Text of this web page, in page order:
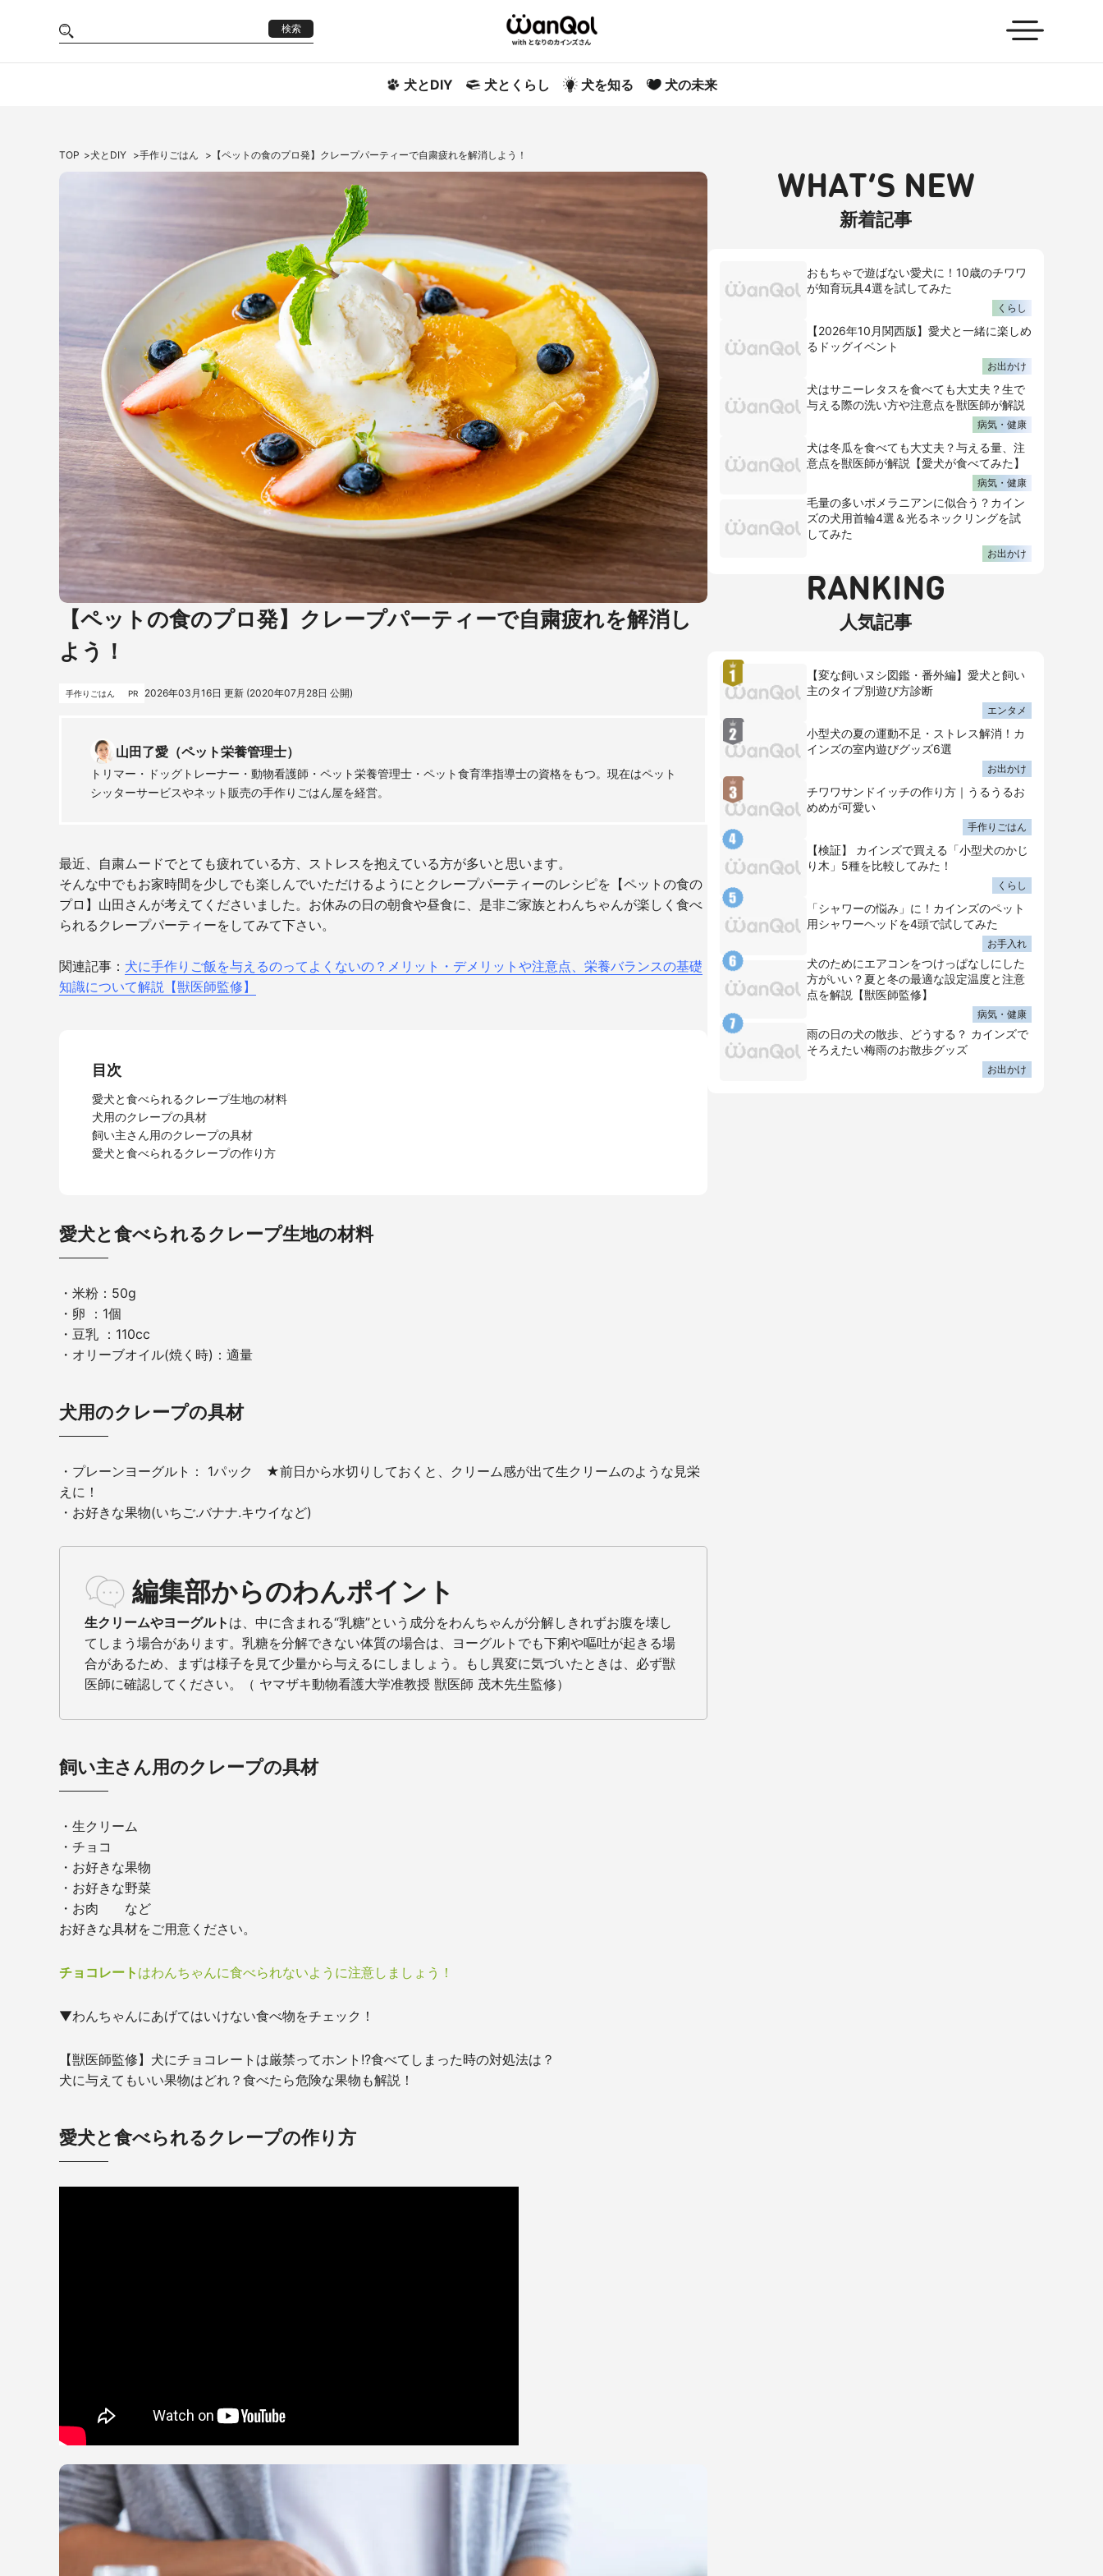
検索
犬とDIY 犬とくらし 犬を知る 犬の未来
TOP 犬とDIY 手作りごはん 【ペットの食のプロ発】クレープパーティーで自粛疲れを解消しよう！
【ペットの食のプロ発】クレープパーティーで自粛疲れを解消し
よう！
手作りごはん PR 2026年03月16日 更新 (2020年07月28日 公開)
山田了愛（ペット栄養管理士）
トリマー・ドッグトレーナー・動物看護師・ペット栄養管理士・ペット食育準指導士の資格をもつ。現在はペット
シッターサービスやネット販売の手作りごはん屋を経営。
最近、自粛ムードでとても疲れている方、ストレスを抱えている方が多いと思います。
そんな中でもお家時間を少しでも楽しんでいただけるようにとクレープパーティーのレシピを【ペットの食の
プロ】山田さんが考えてくださいました。お休みの日の朝食や昼食に、是非ご家族とわんちゃんが楽しく食べ
られるクレープパーティーをしてみて下さい。
関連記事： 犬に手作りご飯を与えるのってよくないの？メリット・デメリットや注意点、栄養バランスの基礎
知識について解説【獣医師監修】
目次
愛犬と食べられるクレープ生地の材料
犬用のクレープの具材
飼い主さん用のクレープの具材
愛犬と食べられるクレープの作り方
愛犬と食べられるクレープ生地の材料
・米粉：50g
・卵 ：1個
・豆乳 ：110cc
・オリーブオイル(焼く時)：適量
犬用のクレープの具材
・プレーンヨーグルト： 1パック ★前日から水切りしておくと、クリーム感が出て生クリームのような見栄
えに！
・お好きな果物(いちご.バナナ.キウイなど)
編集部からのわんポイント
生クリームやヨーグルト は、中に含まれる“乳糖”という成分をわんちゃんが分解しきれずお腹を壊し
てしまう場合があります。乳糖を分解できない体質の場合は、ヨーグルトでも下痢や嘔吐が起きる場
合があるため、まずは様子を見て少量から与えるにしましょう。もし異変に気づいたときは、必ず獣
医師に確認してください。（ ヤマザキ動物看護大学准教授 獣医師 茂木先生監修）
飼い主さん用のクレープの具材
・生クリーム
・チョコ
・お好きな果物
・お好きな野菜
・お肉 など
お好きな具材をご用意ください。
チョコレート はわんちゃんに食べられないように注意しましょう！
▼わんちゃんにあげてはいけない食べ物をチェック！
【獣医師監修】犬にチョコレートは厳禁ってホント!?食べてしまった時の対処法は？
犬に与えてもいい果物はどれ？食べたら危険な果物も解説！
愛犬と食べられるクレープの作り方
WHAT’S NEW
新着記事
おもちゃで遊ばない愛犬に！10歳のチワワ
が知育玩具4選を試してみた
くらし
【2026年10月関西版】愛犬と一緒に楽しめ
るドッグイベント
お出かけ
犬はサニーレタスを食べても大丈夫？生で
与える際の洗い方や注意点を獣医師が解説
病気・健康
犬は冬瓜を食べても大丈夫？与える量、注
意点を獣医師が解説【愛犬が食べてみた】
病気・健康
毛量の多いポメラニアンに似合う？カイン
ズの犬用首輪4選＆光るネックリングを試
してみた
お出かけ
RANKING
人気記事
【変な飼いヌシ図鑑・番外編】愛犬と飼い
主のタイプ別遊び方診断
エンタメ
小型犬の夏の運動不足・ストレス解消！カ
インズの室内遊びグッズ6選
お出かけ
チワワサンドイッチの作り方｜うるうるお
めめが可愛い
手作りごはん
【検証】 カインズで買える「小型犬のかじ
り木」5種を比較してみた！
くらし
「シャワーの悩み」に！カインズのペット
用シャワーヘッドを4頭で試してみた
お手入れ
犬のためにエアコンをつけっぱなしにした
方がいい？夏と冬の最適な設定温度と注意
点を解説【獣医師監修】
病気・健康
雨の日の犬の散歩、どうする？ カインズで
そろえたい梅雨のお散歩グッズ
お出かけ